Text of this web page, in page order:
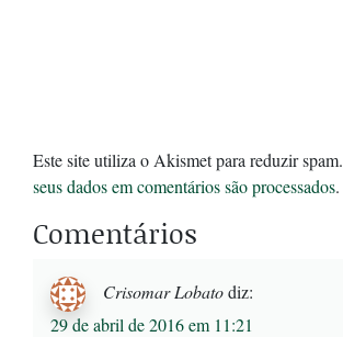
Este site utiliza o Akismet para reduzir spam.
seus dados em comentários são processados.
Comentários
Crisomar Lobatodiz:
29 de abril de 2016 em 11:21